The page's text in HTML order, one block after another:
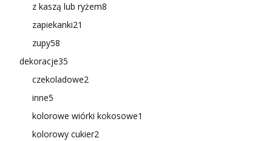
z kaszą lub ryżem8
zapiekanki21
zupy58
dekoracje35
czekoladowe2
inne5
kolorowe wiórki kokosowe1
kolorowy cukier2